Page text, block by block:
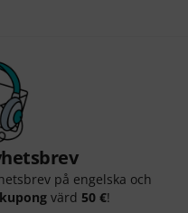
på engelska och
värd 50 €!